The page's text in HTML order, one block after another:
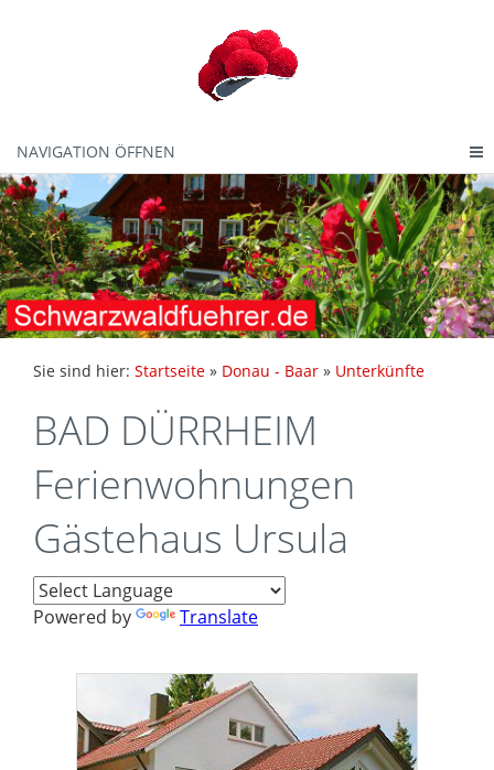
NAVIGATION ÖFFNEN
Sie sind hier: Startseite » Donau - Baar » Unterkünfte
BAD DÜRRHEIM
Ferienwohnungen
Gästehaus Ursula
Powered by Translate